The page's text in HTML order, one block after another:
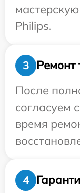
Philips.
3
Ремонт
После
согласуем
время
4